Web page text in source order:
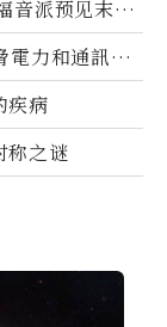
音派预见末
攻
電力和通訊基
疾病
称之谜